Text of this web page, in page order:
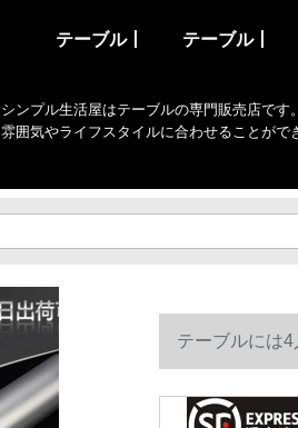
テーブル丨 テーブル丨
シンプル生活屋はテーブルの専門販売店で
雰囲気やライフスタイルに合わせることがで
テーブルには
ドアップモデル